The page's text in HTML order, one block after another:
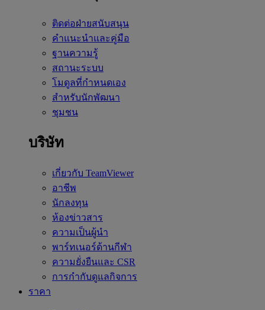
ติดต่อฝ่ายสนับสนุน
คำแนะนำและคู่มือ
ฐานความรู้
สถานะระบบ
โมดูลที่กำหนดเอง
สำหรับนักพัฒนา
ชุมชน
บริษัท
เกี่ยวกับ TeamViewer
อาชีพ
นักลงทุน
ห้องข่าวสาร
ความเป็นผู้นำ
พาร์ทเนอร์ด้านกีฬา
ความยั่งยืนและ CSR
การกำกับดูแลกิจการ
ราคา